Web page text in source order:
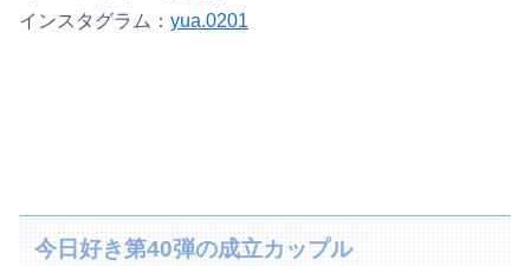
インスタグラム： yua.0201
今日好き第40弾の成立カップル